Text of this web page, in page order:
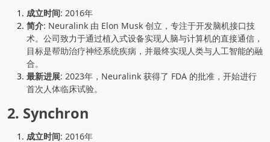
成立时间: 2016年
简介: Neuralink 由 Elon Musk 创立，专注于开发脑机接口技
术。公司致力于通过植入式设备实现人脑与计算机的直接通信，
目标是帮助治疗神经系统疾病，并最终实现人类与人工智能的融
合。
最新进展: 2023年，Neuralink 获得了 FDA 的批准，开始进行
首次人体临床试验。
2. Synchron
成立时间: 2016年